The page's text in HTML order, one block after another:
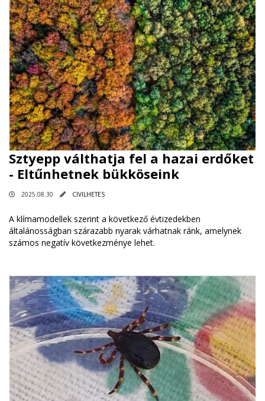
Sztyepp válthatja fel a hazai erdőket
- Eltűnhetnek bükköseink
2025.08.30 CIVILHETES
A klímamodellek szerint a következő évtizedekben
általánosságban szárazabb nyarak várhatnak ránk, amelynek
számos negatív következménye lehet.